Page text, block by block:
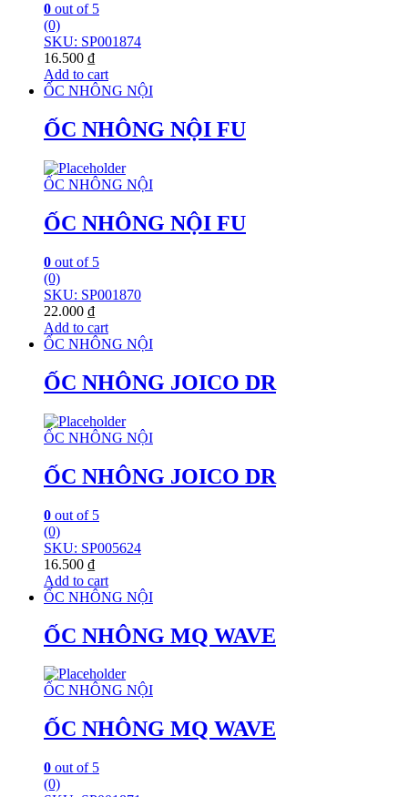
0 out of 5
(0)
SKU: SP001874
16.500 ₫
Add to cart
ỐC NHÔNG NỘI
ỐC NHÔNG NỘI FU
ỐC NHÔNG NỘI
ỐC NHÔNG NỘI FU
0 out of 5
(0)
SKU: SP001870
22.000 ₫
Add to cart
ỐC NHÔNG NỘI
ỐC NHÔNG JOICO DR
ỐC NHÔNG NỘI
ỐC NHÔNG JOICO DR
0 out of 5
(0)
SKU: SP005624
16.500 ₫
Add to cart
ỐC NHÔNG NỘI
ỐC NHÔNG MQ WAVE
ỐC NHÔNG NỘI
ỐC NHÔNG MQ WAVE
0 out of 5
(0)